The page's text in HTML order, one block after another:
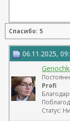
Спасибо: 5
06.11.2025,
Profi
Статус: